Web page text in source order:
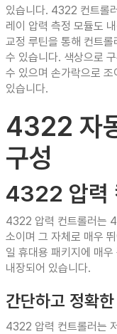
있습니다. 4322 컨트롤
레이 압력 측정 모듈도
교정 루틴을 통해 컨트
수 있습니다. 색상으로
수 있으며 손가락으로
있습니다.
4322 자
구성
4322 압력
4322 압력 컨트롤러는
소이며 그 자체로 매우
일 휴대용 패키지에 매
내장되어 있습니다.
간단하고 정확
4322 압력 컨트롤러는